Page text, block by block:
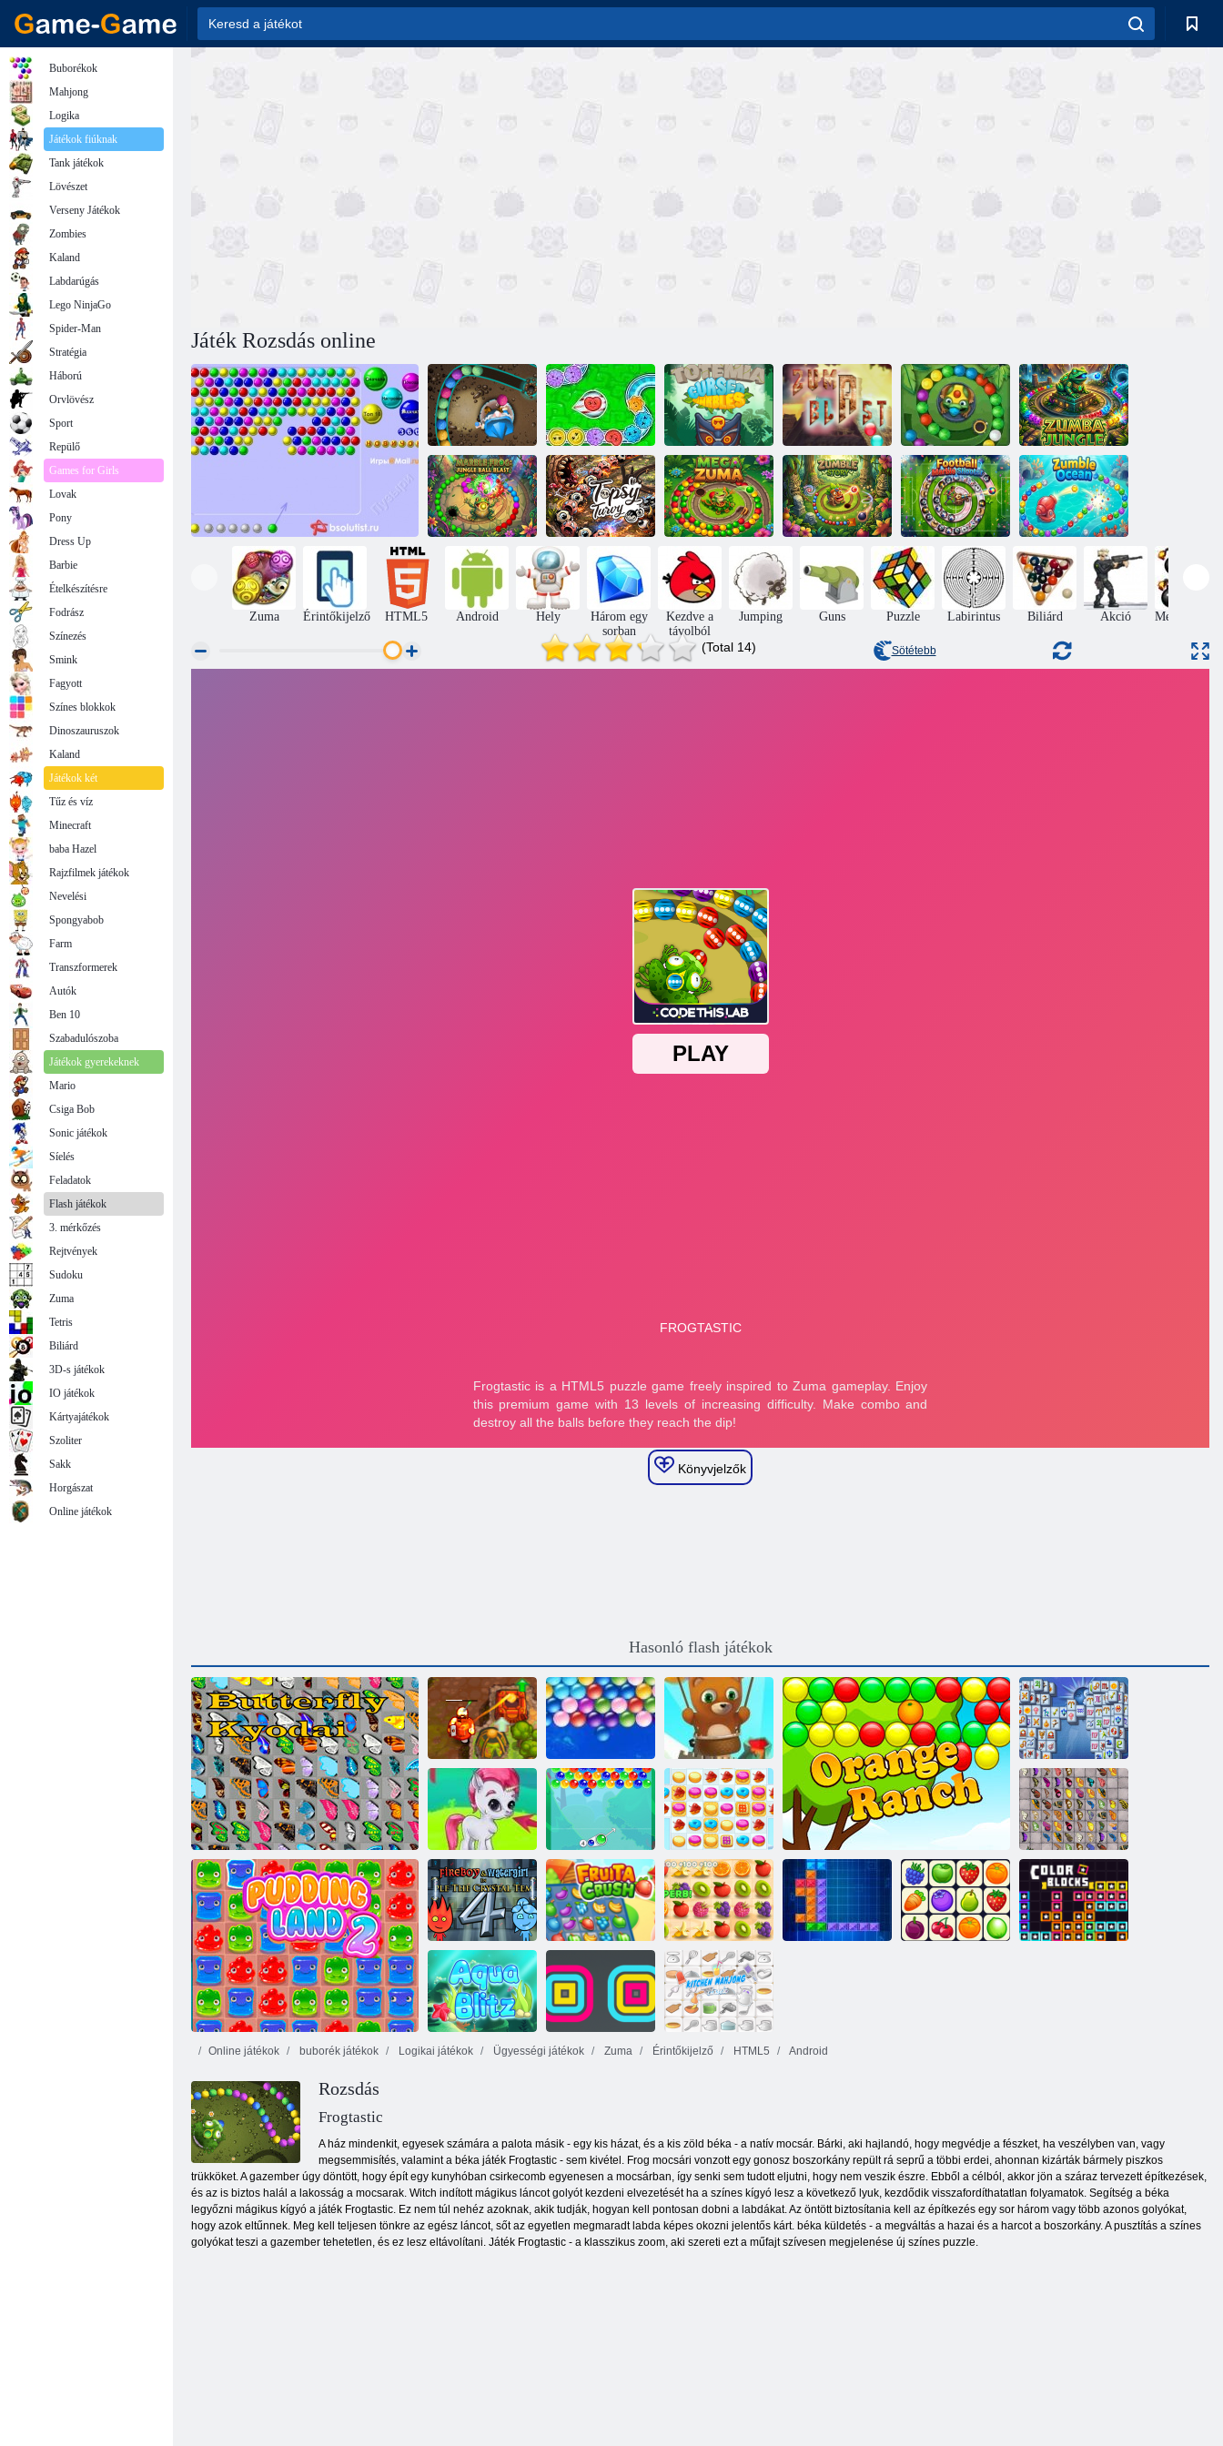
Játék Rozsdás online
A Sorcerer Zselés föld
Totemia:
Átkozott
márványok
Zuma robbantás Zumba mánia Zumba dzsungel
Márványbéka:
Jungle Ball Blast
Topsy Turvy Mega Zuma Zumble történet
Football Marble
Shooter
Zumble óceán
Zuma Érintőkijelző HTML5 Android Hely
Három egy
sorban
Kezdve a
távolból
Jumping Guns Puzzle Labirintus Biliárd Akció
(Total 14) Sötétebb
Könyvjelzők
Hasonló flash játékok
Kyodai pillangó
Átkozott kincs 2
Végtelen
Bubbles
Bubble Shooter
Végtelen
Mahjong
Fortuna
Buborék gémes Buborékbáj
Pudding föld 2
Cookie Crush 2
Pillangó Kyodai
HD
Tűz és Víz 4 Fruya összetörés Lédús kötőjel
Online játékok buborék játékok Logikai játékok Ügyességi játékok Zuma Érintőkijelző HTML5 Android
Rozsdás
Frogtastic
A ház mindenkit, egyesek számára a palota másik - egy kis házat, és a kis zöld béka - a natív mocsár. Bárki, aki hajlandó, hogy megvédje a fészket, ha veszélyben van, vagy
megsemmisítés, valamint a béka játék Frogtastic - sem kivétel. Frog mocsári vonzott egy gonosz boszorkány repült rá seprű a többi erdei, ahonnan kizárták bármely piszkos
trükköket. A gazember úgy döntött, hogy épít egy kunyhóban csirkecomb egyenesen a mocsárban, így senki sem tudott eljutni, hogy nem veszik észre. Ebből a célból, akkor jön a száraz tervezett építkezések,
és az is biztos halál a lakosság a mocsarak. Witch indított mágikus láncot golyót kezdeni elvezetését ha a színes kígyó lesz a következő lyuk, kezdődik visszafordíthatatlan folyamatok. Segítség a béka
legyőzni mágikus kígyó a játék Frogtastic. Ez nem túl nehéz azoknak, akik tudják, hogyan kell pontosan dobni a labdákat. Az öntött biztosítania kell az építkezés egy sor három vagy több azonos golyókat,
hogy azok eltűnnek. Meg kell teljesen tönkre az egész láncot, sőt az egyetlen megmaradt labda képes okozni jelentős kárt. béka küldetés - a megváltás a hazai és a harcot a boszorkány. A pusztítás a színes
golyókat teszi a gazember tehetetlen, és ez lesz eltávolítani. Játék Frogtastic - a klasszikus zoom, aki szereti ezt a műfajt szívesen megjelenése új színes puzzle.
Buborékok
Mahjong
Logika
Játékok fiúknak
Tank játékok
Lövészet
Verseny Játékok
Zombies
Kaland
Labdarúgás
Lego NinjaGo
Spider-Man
Stratégia
Háború
Orvlövész
Sport
Repülő
Games for Girls
Lovak
Pony
Dress Up
Barbie
Ételkészítésre
Fodrász
Színezés
Smink
Fagyott
Színes blokkok
Dinoszauruszok
Kaland
Játékok két
Tűz és víz
Minecraft
baba Hazel
Rajzfilmek játékok
Nevelési
Spongyabob
Farm
Transzformerek
Autók
Ben 10
Szabadulószoba
Játékok gyerekeknek
Mario
Csiga Bob
Sonic játékok
Síelés
Feladatok
Flash játékok
3. mérkőzés
Rejtvények
Sudoku
Zuma
Tetris
Biliárd
3D-s játékok
IO játékok
Kártyajátékok
Szoliter
Sakk
Horgászat
Online játékok